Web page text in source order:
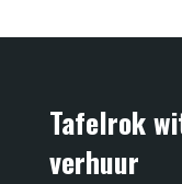
Tafelrok
verhuur